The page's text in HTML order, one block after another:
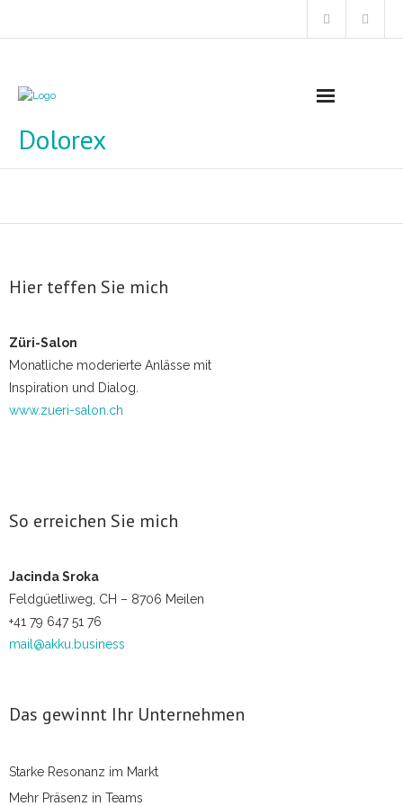
Startseite
Angebote
Themen
überzeugende Wirkung
- Die Perspektive wechseln
Kontakt
Dolorex
Hier teffen Sie mich
Züri-Salon
Monatliche moderierte Anlässe mit
Inspiration und Dialog.
www.zueri-salon.ch
So erreichen Sie mich
Jacinda Sroka
Feldgüetliweg, CH – 8706 Meilen
+41 79 647 51 76
mail@akku.business
Das gewinnt Ihr Unternehmen
Starke Resonanz im Markt
Mehr Präsenz in Teams